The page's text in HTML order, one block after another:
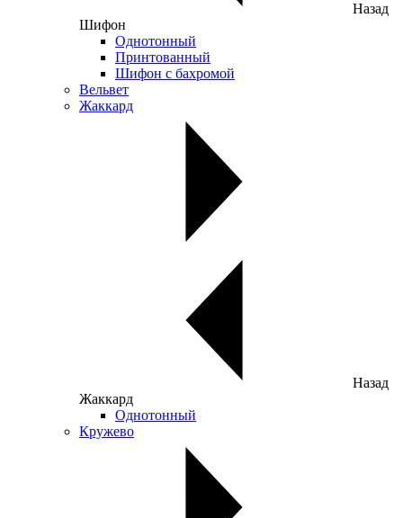
Назад
Шифон
Однотонный
Принтованный
Шифон с бахромой
Вельвет
Жаккард
Назад
Жаккард
Однотонный
Кружево